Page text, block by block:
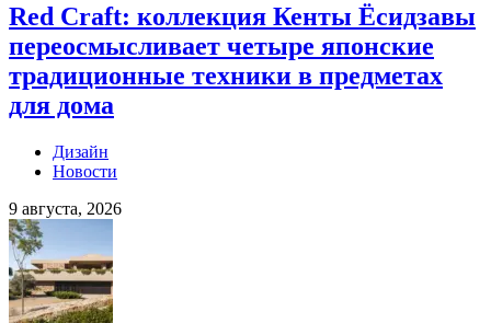
Red Craft: коллекция Кенты Ёсидзавы
переосмысливает четыре японские
традиционные техники в предметах
для дома
Дизайн
Новости
9 августа, 2026